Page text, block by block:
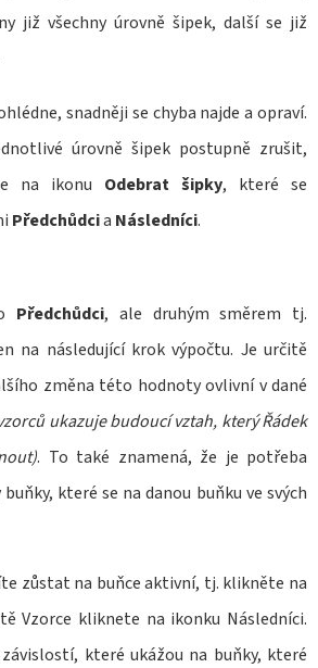
již všechny úrovně šipek, další se již
snadněji se chyba najde a opraví.
úrovně šipek postupně zrušit,
na ikonu Odebrat šipky, které se
Předchůdcia Následníci.
Předchůdci, ale druhým směrem tj.
na následující krok výpočtu. Je určitě
změna této hodnoty ovlivní v dané
ukazuje budoucí vztah, který Řádek
. To také znamená, že je potřeba
které se na danou buňku ve svých
zůstat na buňce aktivní, tj. klikněte na
Vzorce kliknete na ikonku Následníci.
které ukážou na buňky, které